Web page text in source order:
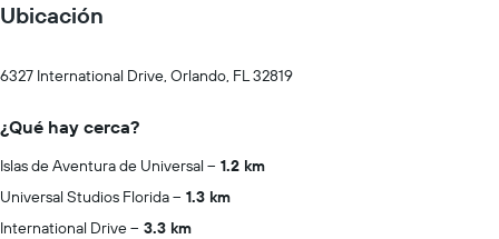
Ubicación
6327 International Drive, Orlando, FL 32819
¿Qué hay cerca?
Islas de Aventura de Universal
1.2 km
Universal Studios Florida
1.3 km
International Drive
3.3 km